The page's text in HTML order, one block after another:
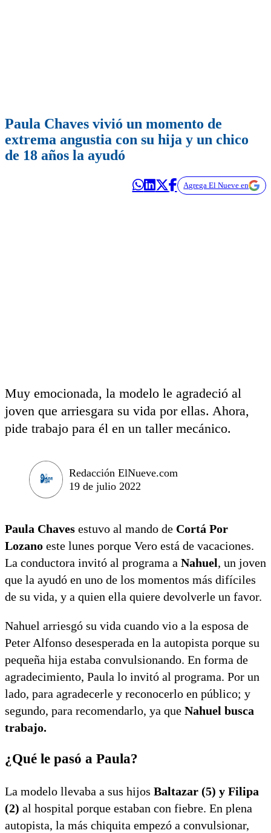
Paula Chaves vivió un momento de
extrema angustia con su hija y un chico
de 18 años la ayudó
Agrega El Nueve en
Muy emocionada, la modelo le agradeció al
joven que arriesgara su vida por ellas. Ahora,
pide trabajo para él en un taller mecánico.
Redacción ElNueve.com
19 de julio 2022
Paula Chaves estuvo al mando de Cortá Por
Lozano este lunes porque Vero está de vacaciones.
La conductora invitó al programa a Nahuel, un joven
que la ayudó en uno de los momentos más difíciles
de su vida, y a quien ella quiere devolverle un favor.
Nahuel arriesgó su vida cuando vio a la esposa de
Peter Alfonso desesperada en la autopista porque su
pequeña hija estaba convulsionando. En forma de
agradecimiento, Paula lo invitó al programa. Por un
lado, para agradecerle y reconocerlo en público; y
segundo, para recomendarlo, ya que Nahuel busca
trabajo.
¿Qué le pasó a Paula?
La modelo llevaba a sus hijos Baltazar (5) y Filipa
(2) al hospital porque estaban con fiebre. En plena
autopista, la más chiquita empezó a convulsionar,